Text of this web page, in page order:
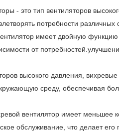
- это тип вентиляторов
потребности
имеет двойную
от
высокого давления,
среду, обеспечивая
вентилятор имеет меньшее
обслуживание, что делает